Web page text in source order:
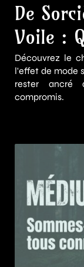
De
Voile :
Découvrez le
l'effet de mode
rester ancré
compromis.